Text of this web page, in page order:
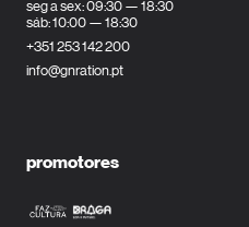
seg a sex: 09:30 — 18:30
sáb: 10:00 — 18:30
+351 253 142 200
info@gnration.pt
promotores